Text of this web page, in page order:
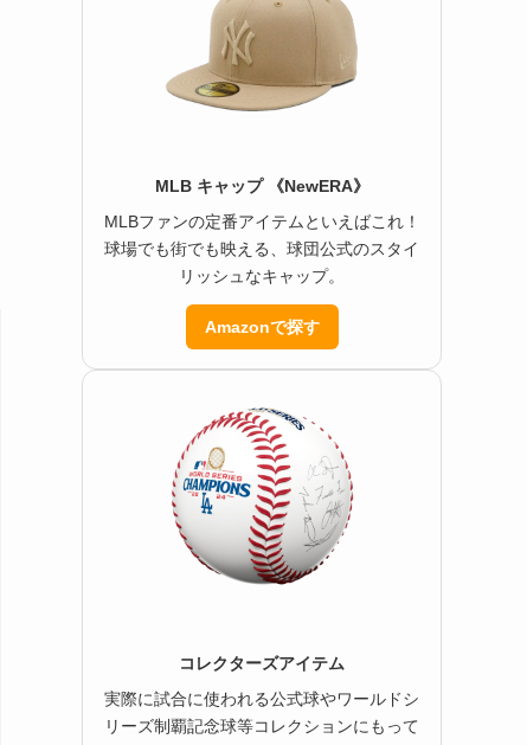
MLB キャップ 《NewERA》
MLBファンの定番アイテムといえばこれ！
球場でも街でも映える、球団公式のスタイ
リッシュなキャップ。
Amazonで探す
コレクターズアイテム
実際に試合に使われる公式球やワールドシ
リーズ制覇記念球等コレクションにもって